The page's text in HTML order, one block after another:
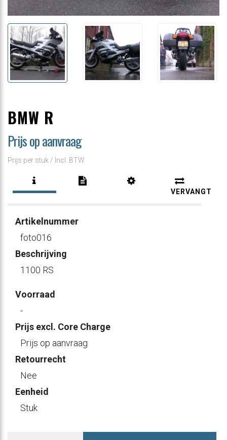
BMW R
Prijs op aanvraag
Prijs per stuk / Incl. BTW
VERVANGT
Artikelnummer
foto016
Beschrijving
1100 RS
Voorraad
-
Prijs excl. Core Charge
Prijs op aanvraag
Retourrecht
Nee
Eenheid
Stuk